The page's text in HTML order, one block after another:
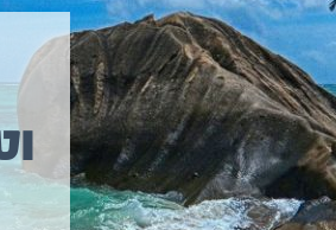
טיול שייט מקיף